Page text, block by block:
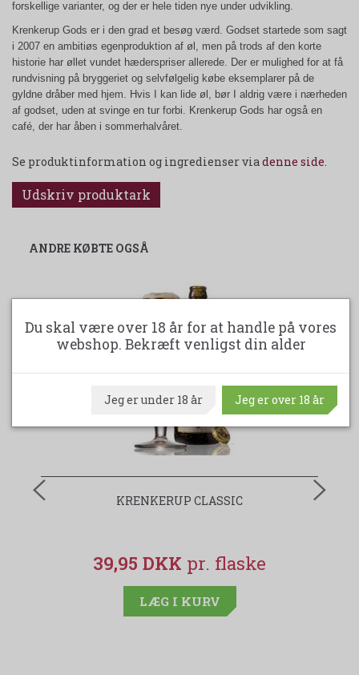
forskellige varianter, og der er hele tiden nye under udvikling.
Krenkerup Gods er i den grad et besøg værd. Godset startede som sagt
i 2007 en ambitiøs egenproduktion af øl, men på trods af den korte
historie har øllet vundet hæderspriser allerede. Der er mulighed for at få
rundvisning på bryggeriet og selvfølgelig købe eksemplarer på de
gyldne dråber med hjem. Hvis I kan lide øl, bør I aldrig være i nærheden
af godset, uden at svinge en tur forbi. Krenkerup Gods har også en
café, der har åben i sommerhalvåret.
Se produktinformation og ingredienser viadenne side.
Udskriv produktark
ANDRE KØBTE OGSÅ
KRENKERUP CLASSIC
39,95 DKK
LÆG I KURV
Du skal være over 18 år for at handle på vores
webshop. Bekræft venligst din alder
Jeg er under 18 år Jeg er over 18 år